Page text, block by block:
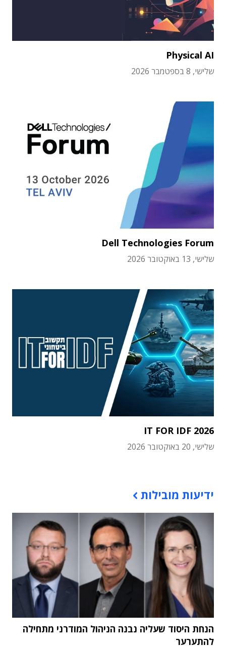
Physical AI
שלישי, 8 בספטמבר 2026
Dell Technologies Forum
שלישי, 13 באוקטובר 2026
IT FOR IDF 2026
שלישי, 20 באוקטובר 2026
ידיעות מובילות
הנחת היסוד שעליה נבנה הניהול המודרני מתחילה
להתערער